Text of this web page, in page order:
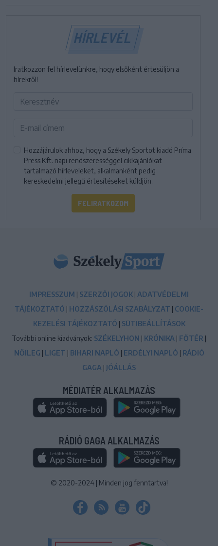
HÍRLEVÉL
Iratkozzon fel hírlevelünkre, hogy elsőként értesüljön a
hírekről!
Hozzájárulok ahhoz, hogy a Székely Sportot kiadó Príma
Press Kft. napi rendszerességgel cikkajánlókat
tartalmazó hírleveleket, alkalmanként pedig
kereskedelmi jellegű értesítéseket küldjön.
FELIRATKOZOM
IMPRESSZUM | SZERZŐI JOGOK | ADATVÉDELMI
TÁJÉKOZTATÓ | HOZZÁSZÓLÁSI SZABÁLYZAT | COOKIE-
KEZELÉSI TÁJÉKOZTATÓ | SÜTIBEÁLLÍTÁSOK
További online kiadványok: SZÉKELYHON | KRÓNIKA | FŐTÉR |
NŐILEG | LIGET | BIHARI NAPLÓ | ERDÉLYI NAPLÓ | RÁDIÓ
GAGA | JÓÁLLÁS
MÉDIATÉR ALKALMAZÁS
RÁDIÓ GAGA ALKALMAZÁS
© 2020-2024 | Minden jog fenntartva!